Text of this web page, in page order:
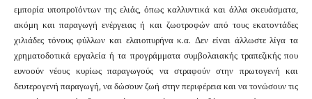
εμπορία υποπροϊόντων της ελιάς, όπως καλλυντικά και άλλα σκευάσματα,
ακόμη και παραγωγή ενέργειας ή και ζωοτροφών από τους εκατοντάδες
χιλιάδες τόνους φύλλων και ελαιοπυρήνα κ.α. Δεν είναι άλλωστε λίγα τα
χρηματοδοτικά εργαλεία ή τα προγράμματα συμβολαιακής τραπεζικής που
ευνοούν νέους κυρίως παραγωγούς να στραφούν στην πρωτογενή και
δευτερογενή παραγωγή, να δώσουν ζωή στην περιφέρεια και να τονώσουν τις